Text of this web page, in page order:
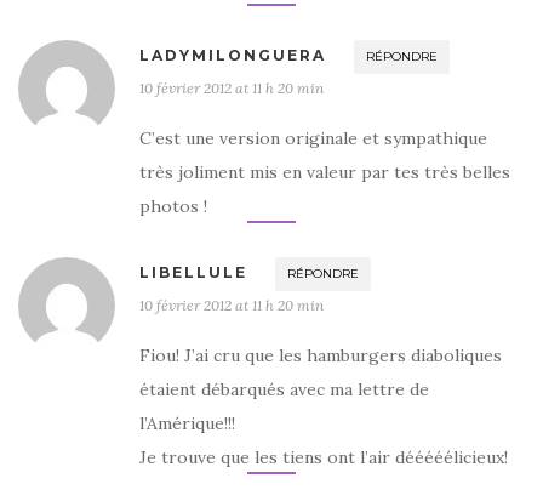
LADYMILONGUERA RÉPONDRE
10 février 2012 at 11 h 20 min
C’est une version originale et sympathique
très joliment mis en valeur par tes très belles
photos !
LIBELLULE RÉPONDRE
10 février 2012 at 11 h 20 min
Fiou! J’ai cru que les hamburgers diaboliques
étaient débarqués avec ma lettre de
l’Amérique!!!
Je trouve que les tiens ont l’air dééééélicieux!